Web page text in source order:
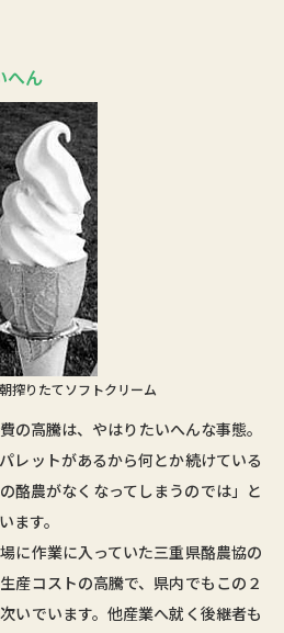
へん
搾りたてソフトクリーム
の高騰は、やはりたいへんな事態。
レットがあるから何とか続けている
酪農がなくなってしまうのでは」と
ます。
に作業に入っていた三重県酪農協の
産コストの高騰で、県内でもこの２
いでいます。他産業へ就く後継者も